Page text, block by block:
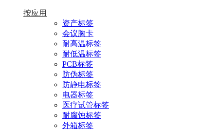
按应用
资产标签
会议胸卡
耐高温标签
耐低温标签
PCB标签
防伪标签
防静电标签
电器标签
医疗试管标签
耐腐蚀标签
外箱标签